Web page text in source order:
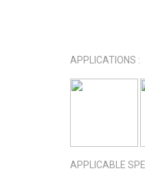
APPLICATIONS :
APPLICABLE